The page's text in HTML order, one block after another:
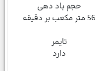
حجم باد دهی
56 متر مکعب بر دقیقه
تایمر
دارد